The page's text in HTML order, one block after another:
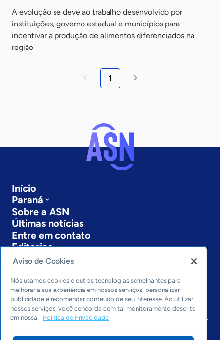
A evolução se deve ao trabalho desenvolvido por
instituições, governo estadual e municípios para
incentivar a produção de alimentos diferenciados na
região
1
Início
Paraná
Sobre a ASN
Últimas notícias
Entre em contato
Editorias
Economia & Política
Inovação & Tecnologia
Cultura empreendedora
Dados
Arquivo
Aviso de Cookies
Nós usamos cookies e outras tecnologias semelhantes para
melhorar a sua experiência em nossos serviços, personalizar
publicidade e recomendar conteúdo de seu interesse. Ao utilizar
nossos serviços, você concorda com tal monitoramento descrito
em nossa
Política de Privacidade